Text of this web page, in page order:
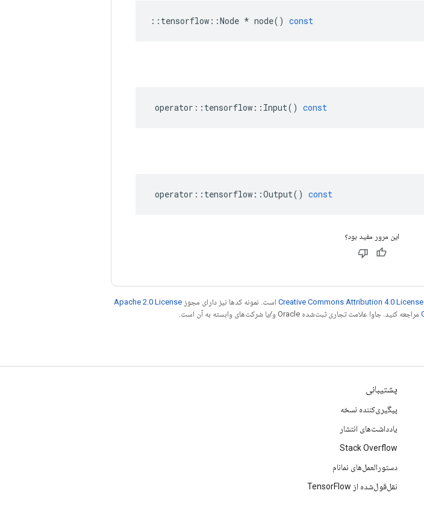
:: tensorflow ::Node * node() const
operator :: tensorflow :: Input() const
operator :: tensorflow ::Output() const
این مرور مفید بود؟
Creative Commons Attribution 4.0 License است. نمونه کدها نیز دارای مجوز Apache 2.0 License
مراجعه کنید. جاوا علامت تجاری ثبت‌شده Oracle و/یا شرکت‌های وابسته به آن است.
پشتیبانی
پیگیری‌کننده نسخه
یادداشت‌های انتشار
Stack Overflow
دستورالعمل‌های نمانام
نقل‌قول‌شده از TensorFlow